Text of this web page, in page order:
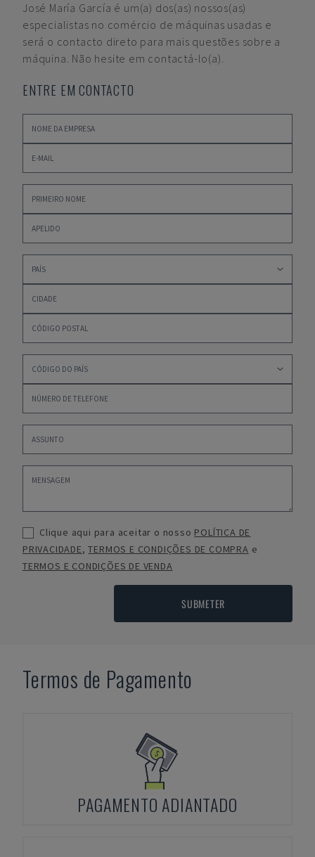
José María García é um(a) dos(as) nossos(as)
especialistas no comércio de máquinas usadas e
será o contacto direto para mais questões sobre a
máquina. Não hesite em contactá-lo(a).
ENTRE EM CONTACTO
Clique aqui para aceitar o nosso POLÍTICA DE
PRIVACIDADE,TERMOS E CONDIÇÕES DE COMPRA e
TERMOS E CONDIÇÕES DE VENDA
SUBMETER
Termos de Pagamento
PAGAMENTO ADIANTADO